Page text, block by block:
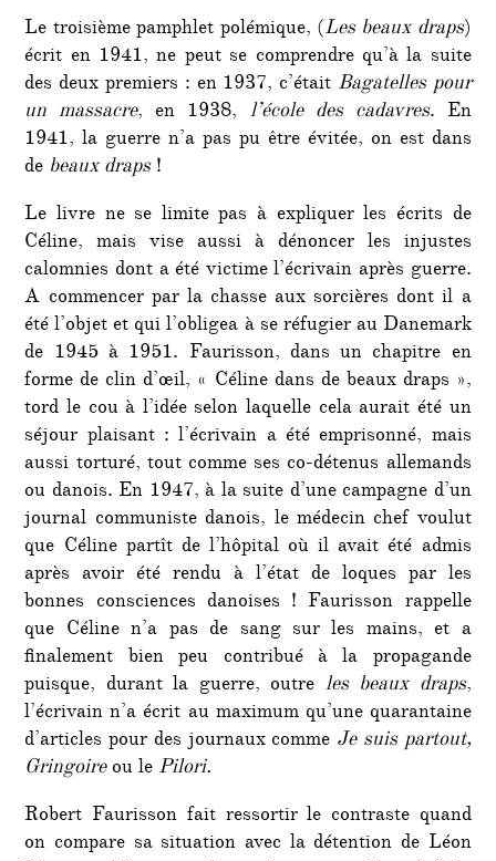
Le troisième pamphlet polémique, (Les beaux draps)
écrit en 1941, ne peut se comprendre qu’à la suite
des deux premiers : en 1937, c’était Bagatelles pour
un massacre, en 1938, l’école des cadavres. En
1941, la guerre n’a pas pu être évitée, on est dans
de beaux draps!
Le livre ne se limite pas à expliquer les écrits de
Céline, mais vise aussi à dénoncer les injustes
calomnies dont a été victime l’écrivain après guerre.
A commencer par la chasse aux sorcières dont il a
été l’objet et qui l’obligea à se réfugier au Danemark
de 1945 à 1951. Faurisson, dans un chapitre en
forme de clin d’œil, « Céline dans de beaux draps »,
tord le cou à l’idée selon laquelle cela aurait été un
séjour plaisant : l’écrivain a été emprisonné, mais
aussi torturé, tout comme ses co-détenus allemands
ou danois. En 1947, à la suite d’une campagne d’un
journal communiste danois, le médecin chef voulut
que Céline partît de l’hôpital où il avait été admis
après avoir été rendu à l’état de loques par les
bonnes consciences danoises ! Faurisson rappelle
que Céline n’a pas de sang sur les mains, et a
finalement bien peu contribué à la propagande
puisque, durant la guerre, outre les beaux draps,
l’écrivain n’a écrit au maximum qu’une quarantaine
d’articles pour des journaux comme Je suis partout,
Gringoireou le Pilori.
Robert Faurisson fait ressortir le contraste quand
on compare sa situation avec la détention de Léon